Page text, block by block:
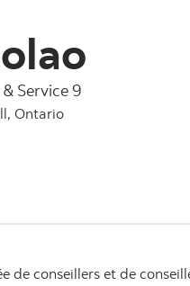
Service 9
Ontario
de conseillers et de